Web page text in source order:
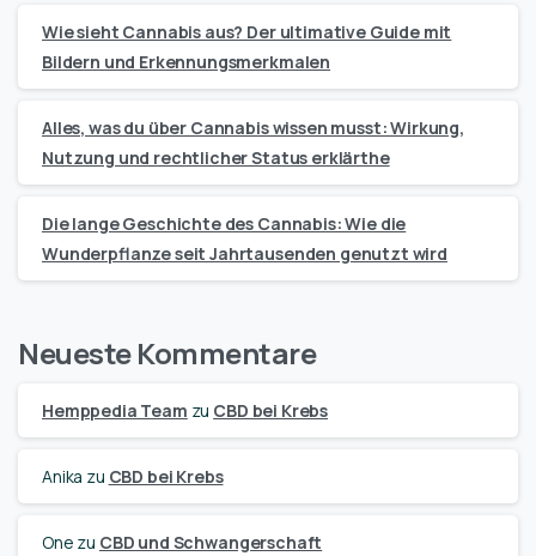
Wie sieht Cannabis aus? Der ultimative Guide mit
Bildern und Erkennungsmerkmalen
Alles, was du über Cannabis wissen musst: Wirkung,
Nutzung und rechtlicher Status erklärthe
Die lange Geschichte des Cannabis: Wie die
Wunderpflanze seit Jahrtausenden genutzt wird
Neueste Kommentare
Hemppedia Team zu CBD bei Krebs
Anika zu CBD bei Krebs
One zu CBD und Schwangerschaft